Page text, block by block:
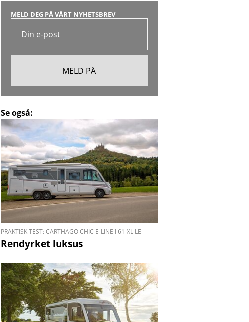
MELD DEG PÅ VÅRT NYHETSBREV
Se også:
PRAKTISK TEST: CARTHAGO CHIC E-LINE I 61 XL LE
Rendyrket luksus